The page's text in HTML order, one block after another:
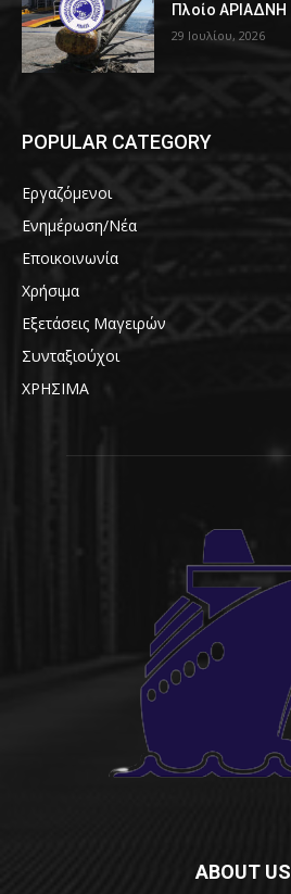
Πλοίο ΑΡΙΑΔΝΗ
29 Ιουλίου, 2026
POPULAR CATEGORY
Εργαζόμενοι
Ενημέρωση/Νέα
Εποικοινωνία
Χρήσιμα
Εξετάσεις Μαγειρών
Συνταξιούχοι
ΧΡΗΣΙΜΑ
ABOUT US